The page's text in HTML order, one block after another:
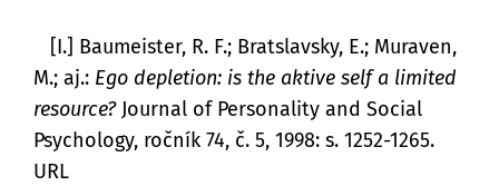
[I.] Baumeister, R. F.; Bratslavsky, E.; Muraven,
M.; aj.: Ego depletion: is the aktive self a limited
resource?Journal of Personality and Social
Psychology, ročník 74, č. 5, 1998: s. 1252-1265.
URL